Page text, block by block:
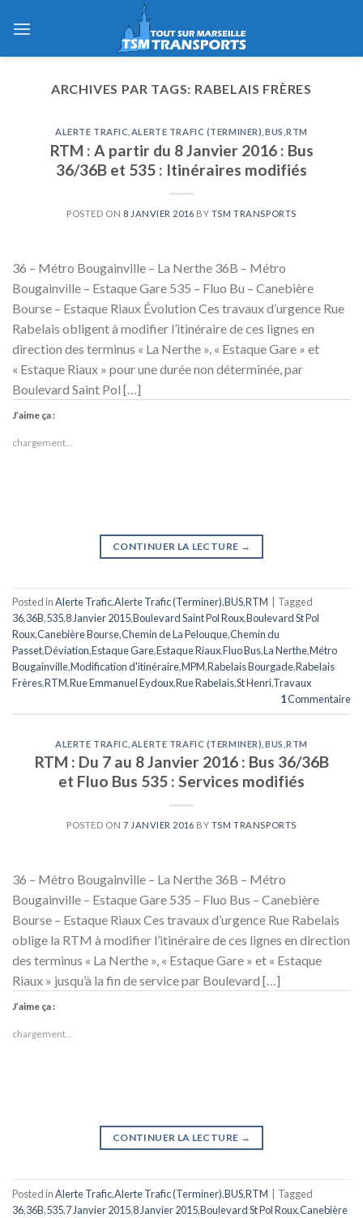
ARCHIVES PAR TAGS: RABELAIS FRÈRES
ALERTE TRAFIC ALERTE TRAFIC (TERMINER) BUS ,RTM
RTM : A partir du 8 Janvier 2016 : Bus
36/36B et 535 : Itinéraires modifiés
POSTED ON 8 JANVIER 2016 BY TSM TRANSPORTS
36 – Métro Bougainville – La Nerthe 36B – Métro
Bougainville – Estaque Gare 535 – Fluo Bu – Canebière
Bourse – Estaque Riaux Évolution Ces travaux d’urgence Rue
Rabelais obligent à modifier l’itinéraire de ces lignes en
direction des terminus « La Nerthe », « Estaque Gare » et
« Estaque Riaux » pour une durée non déterminée, par
Boulevard Saint Pol […]
J’aime ça :
chargement…
CONTINUER LA LECTURE →
Posted inAlerte Trafic,Alerte Trafic (Terminer),BUS,RTM
Tagged
36,36B,535,8 Janvier 2015,Boulevard Saint Pol Roux,Boulevard St Pol
Roux,Canebière Bourse,Chemin de La Pelouque,Chemin du
Passet,Déviation,Estaque Gare,Estaque Riaux,Fluo Bus,La Nerthe,Métro
Bougainville,Modification d'itinéraire,MPM,Rabelais Bourgade,Rabelais
Frères,RTM,Rue Emmanuel Eydoux,Rue Rabelais,St Henri,Travaux
1Commentaire
ALERTE TRAFIC ALERTE TRAFIC (TERMINER) BUS ,RTM
RTM : Du 7 au 8 Janvier 2016 : Bus 36/36B
et Fluo Bus 535 : Services modifiés
POSTED ON 7 JANVIER 2016 BY TSM TRANSPORTS
36 – Métro Bougainville – La Nerthe 36B – Métro
Bougainville – Estaque Gare 535 – Fluo Bus – Canebière
Bourse – Estaque Riaux Ces travaux d’urgence Rue Rabelais
oblige la RTM à modifier l’itinéraire de ces lignes en direction
des terminus « La Nerthe », « Estaque Gare » et « Estaque
Riaux » jusqu’à la fin de service par Boulevard […]
J’aime ça :
chargement…
CONTINUER LA LECTURE →
Posted inAlerte Trafic,Alerte Trafic (Terminer),BUS,RTM
Tagged
36,36B,535,7 Janvier 2015,8 Janvier 2015,Boulevard St Pol Roux,Canebière